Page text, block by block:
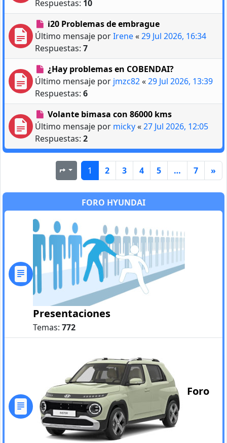
Respuestas: 10
i20 Problemas de embrague
Último mensaje porIrene«29 Jul 2026, 16:34
Respuestas: 7
¿Hay problemas en COBENDAI?
Último mensaje por jmzc82«29 Jul 2026, 13:39
Respuestas: 6
Volante bimasa con 86000 kms
Último mensaje por micky«27 Jul 2026, 12:05
Respuestas: 2
Página1 de7
1 2 3 4 5 … 7 »
FORO HYUNDAI
Presentaciones
Temas: 772
Foro